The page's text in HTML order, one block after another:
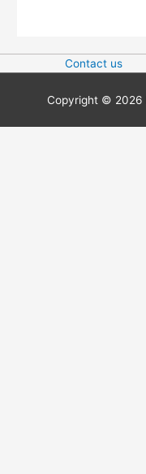
Contact us
Copyright © 2026